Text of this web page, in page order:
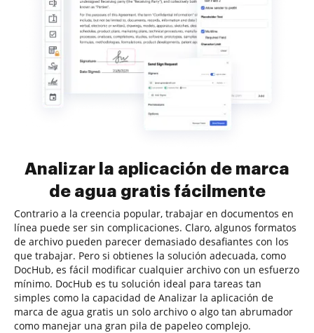
Analizar la aplicación de marca
de agua gratis fácilmente
Contrario a la creencia popular, trabajar en documentos en
línea puede ser sin complicaciones. Claro, algunos formatos
de archivo pueden parecer demasiado desafiantes con los
que trabajar. Pero si obtienes la solución adecuada, como
DocHub, es fácil modificar cualquier archivo con un esfuerzo
mínimo. DocHub es tu solución ideal para tareas tan
simples como la capacidad de Analizar la aplicación de
marca de agua gratis un solo archivo o algo tan abrumador
como manejar una gran pila de papeleo complejo.